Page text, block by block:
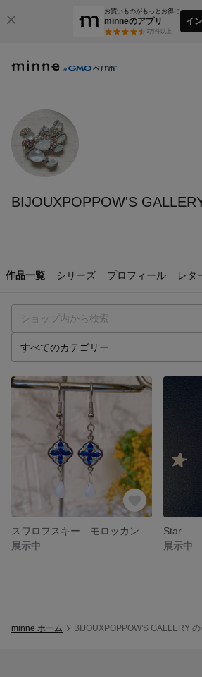
お買いものがもっとお得に
minneのアプリ
3万件以上
イ
BIJOUXPOPPOW'S
作品一覧 シリーズ プロフィール レタ
展示中
Star
展示中
minne ホーム BIJOUXPOPPOW'S GALLERY